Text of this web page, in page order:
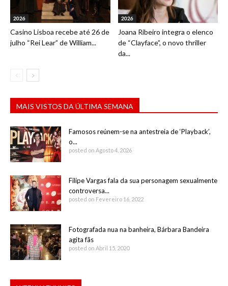
2026
Casino Lisboa recebe até 26 de
julho “Rei Lear” de William...
2026
Joana Ribeiro integra o elenco
de “Clayface”, o novo thriller
da...
MAIS VISTOS DA ÚLTIMA SEMANA
Famosos reúnem-se na antestreia de ‘Playback’,
o...
posted on Agosto 4, 2026
Filipe Vargas fala da sua personagem sexualmente
controversa...
posted on Fevereiro 16, 2022
Fotografada nua na banheira, Bárbara Bandeira
agita fãs
posted on Abril 15, 2020